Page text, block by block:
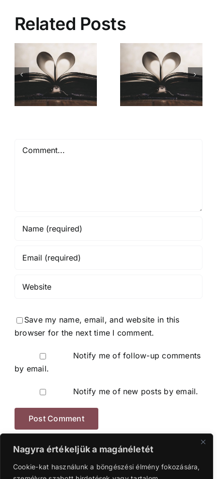
Nagyra értékeljük a magánéletét
Cookie-kat használunk a böngészési élmény fokozására,
Related Posts
Save my name, email, and website in this
browser for the next time I comment.
Notify me of follow-up comments
by email.
Notify me of new posts by email.